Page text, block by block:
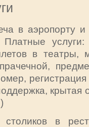
в аэропорту и
услуги:
в театры,
крытая
столиков в